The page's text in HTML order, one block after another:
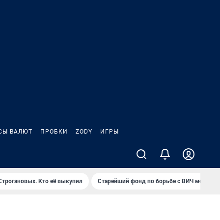
ВАЛЮТ ПРОБКИ ZODY ИГРЫ
Кто её выкупил Старейший фонд по борьбе с ВИЧ могут